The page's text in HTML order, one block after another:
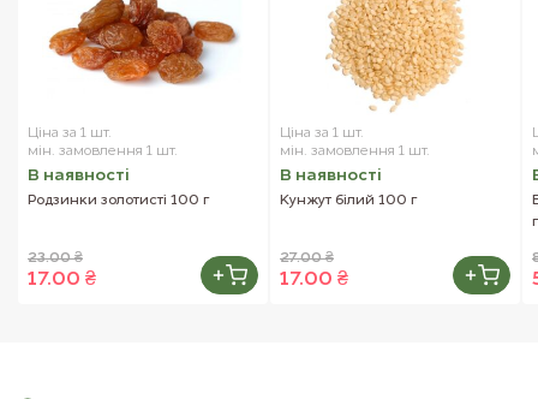
Ціна за 1 шт.
мін. замовлення 1 шт.
В наявностi
Родзинки золотисті 100 г
23.00 ₴
17.00 ₴
Ціна за 1 шт.
мін. замовлення 1 шт.
В наявностi
Кунжут білий 100 г
27.00 ₴
17.00 ₴